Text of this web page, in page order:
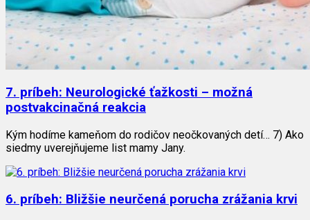
7. príbeh: Neurologické ťažkosti – možná
postvakcinačná reakcia
Kým hodíme kameňom do rodičov neočkovaných detí… 7) Ako
siedmy uverejňujeme list mamy Jany.
6. príbeh: Bližšie neurčená porucha zrážania krvi